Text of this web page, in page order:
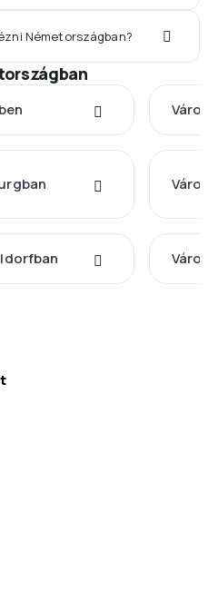
Németországban?